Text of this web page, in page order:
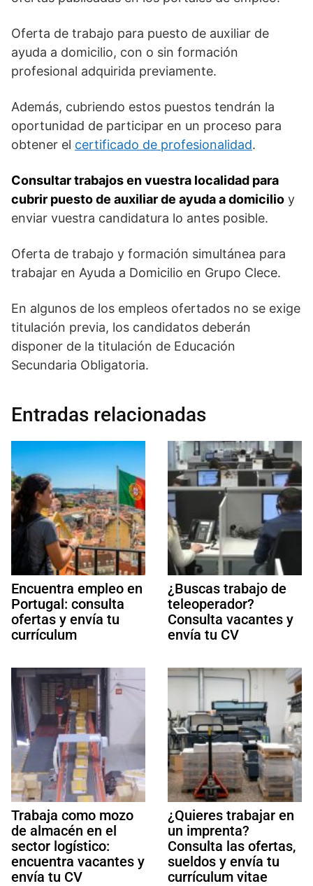
Oferta de trabajo para puesto de auxiliar de
ayuda a domicilio, con o sin formación
profesional adquirida previamente.
Además, cubriendo estos puestos tendrán la
oportunidad de participar en un proceso para
obtener el certificado de profesionalidad.
Consultar trabajos en vuestra localidad para
cubrir puesto de auxiliar de ayuda a domicilio y
enviar vuestra candidatura lo antes posible.
Oferta de trabajo y formación simultánea para
trabajar en Ayuda a Domicilio en Grupo Clece.
En algunos de los empleos ofertados no se exige
titulación previa, los candidatos deberán
disponer de la titulación de Educación
Secundaria Obligatoria.
Entradas relacionadas
Encuentra empleo en
Portugal: consulta
ofertas y envía tu
currículum
¿Buscas trabajo de
teleoperador?
Consulta vacantes y
envía tu CV
Trabaja como mozo
de almacén en el
sector logístico:
encuentra vacantes y
envía tu CV
¿Quieres trabajar en
un imprenta?
Consulta las ofertas,
sueldos y envía tu
currículum vitae